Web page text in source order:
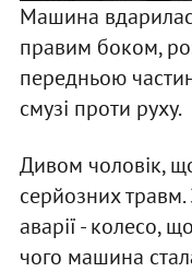
Машина
правим боком,
передньою
смузі проти руху.
Дивом чоловік,
серйозних
аварії - колесо,
чого машина